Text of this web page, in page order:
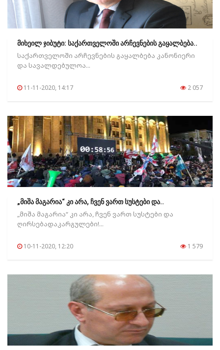
მიხეილ ჯიბუტი: საქართველოში არჩევნების გაყალბება..
საქართველოში არჩევნების გაყალბება კანონიერი
და სავალდებულოა...
11-11-2020, 14:17 2 057
„მიშა მაგარია“ კი არა, ჩვენ ვართ სუსტები და..
„მიშა მაგარია“ კი არა, ჩვენ ვართ სუსტები და
ღირსებადაკარგულები!...
10-11-2020, 12:20 1 579